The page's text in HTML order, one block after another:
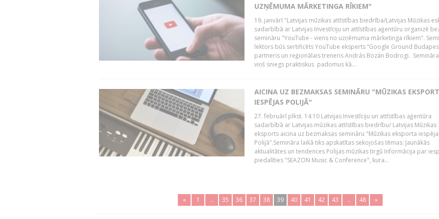
UZŅĒMUMA MĀRKETINGA RĪKIEM"
19. janvārī "Latvijas mūzikas attīstības biedrība/Latvijas Mūzikas
sadarbībā ar Latvijas Investīciju un attīstības aģentūru organizē
semināru "YouTube - viens no uzņēmuma mārketinga rīkiem".
lektors būs sertificēts YouTube eksperts “Google Ground
partneris un reģionālais treneris András Bozán Bodrogi.
viņš sniegs praktiskus padomus kā...
AICINA UZ BEZMAKSAS SEMINĀRU "MŪZIKAS
IESPĒJAS POLIJĀ"
27. februārī plkst. 14:10 Latvijas Investīciju un attīstības aģentūra
sadarbībā ar Latvijas mūzikas attīstības biedrību/ Latvijas Mūzikas
eksports aicina uz bezmaksas semināru "Mūzikas eksporta
Polijā".Semināra laikā tiks apskatītas sekojošas tēmas: Jaunākās
aktualitātes un tendences Polijas mūzikas tirgū Informācija par
piedalīties "SEAZON Music & Conference", kura...
« 1 .. 35 36 37 38 39 40 41 42 43 .. 48 »